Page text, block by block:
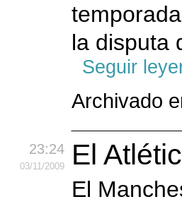
la disputa
Seguir
Archivado
23:24
03/11/2009 El
El